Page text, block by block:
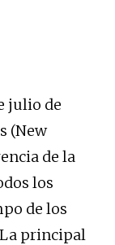
julio de
(New
de la
los
de los
principal